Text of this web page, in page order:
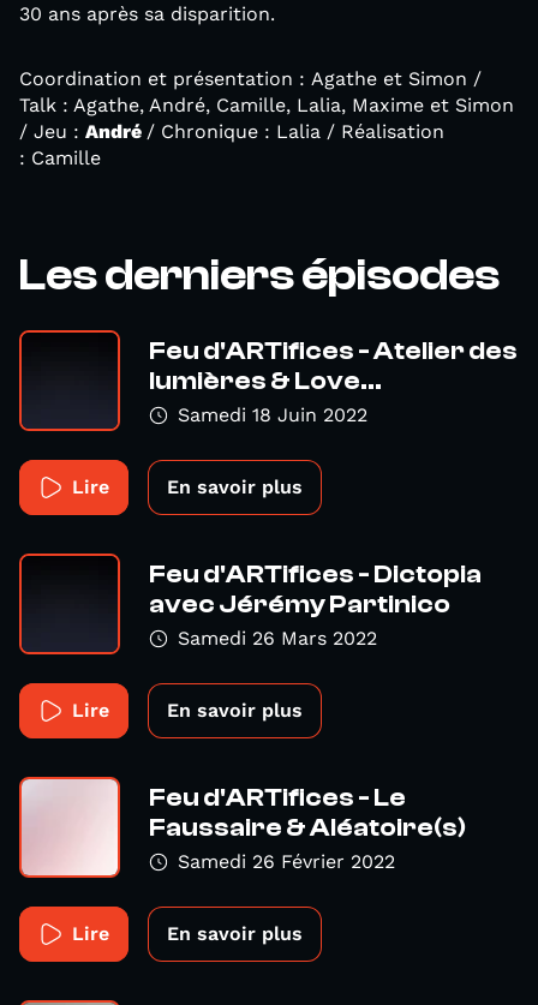
30 ans après sa disparition.
Coordination et présentation : Agathe et Simon /
Talk : Agathe, André, Camille, Lalia, Maxime et Simon
/ Jeu : André / Chronique : Lalia / Réalisation
: Camille
Les derniers épisodes
Feu d'ARTifices - Atelier des
lumières & Love...
Samedi 18 Juin 2022
Lire En savoir plus
Feu d'ARTifices - Dictopia
avec Jérémy Partinico
Samedi 26 Mars 2022
Lire En savoir plus
Feu d'ARTifices - Le
Faussaire & Aléatoire(s)
Samedi 26 Février 2022
Lire En savoir plus